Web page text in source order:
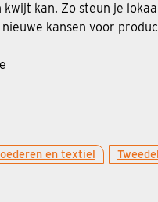
kan. Zo steun je
kansen voor
en textiel